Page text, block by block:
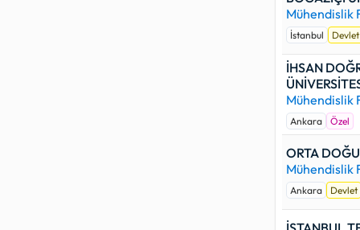
Özel
başarı
Buna
üniversite
Yurtdışı
yüksek
(Burslu)
yer alan
Mühendislik
İstanbul Devlet
İHSAN
Mühendislik
Ankara Özel
ORTA
Mühendislik
Ankara Devlet